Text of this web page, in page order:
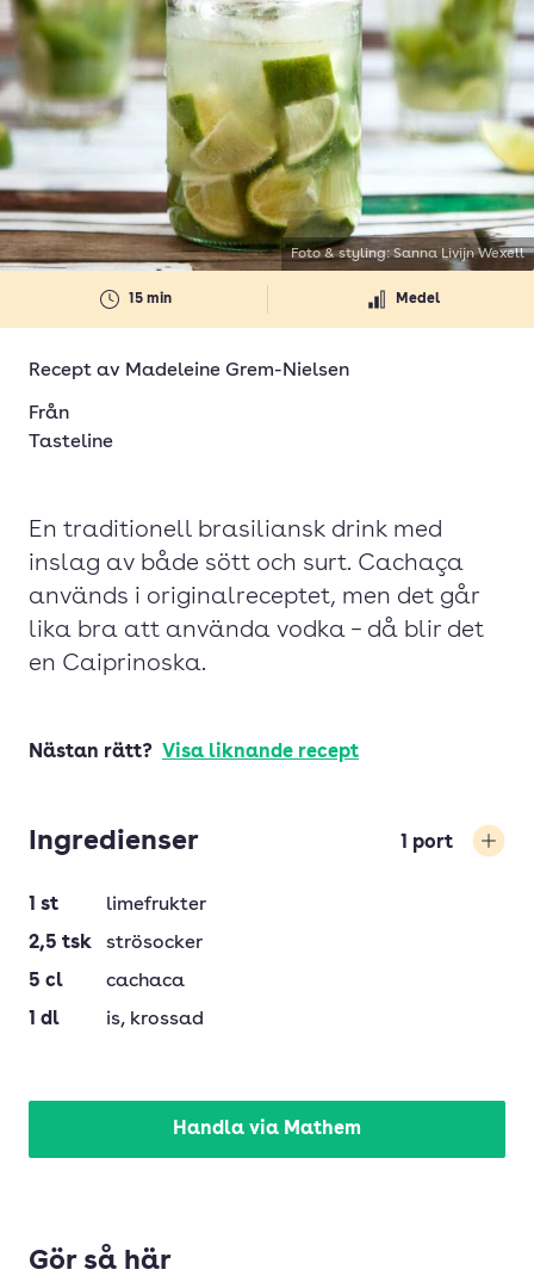
15 min Medel
Recept av Madeleine Grem-Nielsen
Från
Tasteline
En traditionell brasiliansk drink med
inslag av både sött och surt. Cachaça
används i originalreceptet, men det går
lika bra att använda vodka – då blir det
en Caiprinoska.
Foto & styling: Sanna Livijn Wexell
Nästan rätt? Visa liknande recept
Ingredienser 1 port
1 st
limefrukter
2,5 tsk
strösocker
5 cl
cachaca
1 dl is, krossad
Handla via Mathem
Gör så här